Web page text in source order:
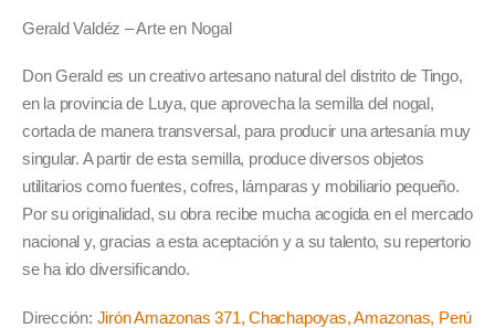
Gerald Valdéz – Arte en Nogal
Don Gerald es un creativo artesano natural del distrito de Tingo,
en la provincia de Luya, que aprovecha la semilla del nogal,
cortada de manera transversal, para producir una artesanía muy
singular. A partir de esta semilla, produce diversos objetos
utilitarios como fuentes, cofres, lámparas y mobiliario pequeño.
Por su originalidad, su obra recibe mucha acogida en el mercado
nacional y, gracias a esta aceptación y a su talento, su repertorio
se ha ido diversificando.
Dirección: Jirón Amazonas 371, Chachapoyas, Amazonas, Perú